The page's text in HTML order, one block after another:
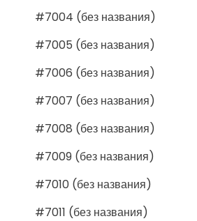
#7004 (без названия)
#7005 (без названия)
#7006 (без названия)
#7007 (без названия)
#7008 (без названия)
#7009 (без названия)
#7010 (без названия)
#7011 (без названия)